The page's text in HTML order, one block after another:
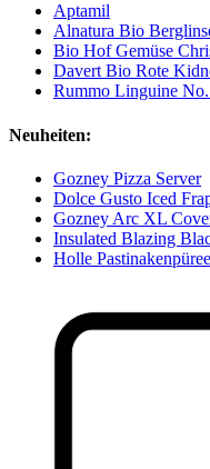
Aptamil
Alnatura Bio
Bio Hof Gemüse
Davert Bio Rote
Rummo Linguine
Neuheiten:
Gozney Pizza Server
Dolce Gusto Iced
Gozney Arc XL
Insulated Blazing
Holle Pastinakenpüree